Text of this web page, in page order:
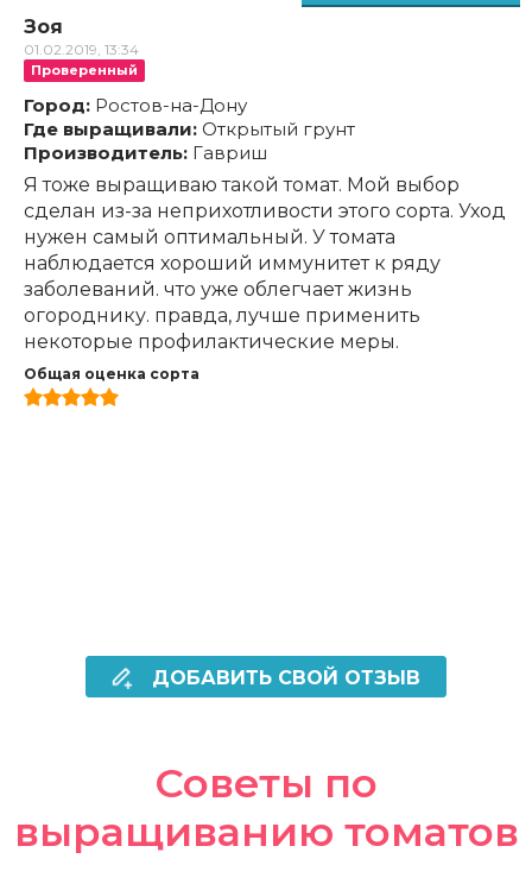
Зоя
01.02.2019, 13:34
Проверенный
Город: Ростов-на-Дону
Где выращивали: Открытый грунт
Производитель: Гавриш
Я тоже выращиваю такой томат. Мой выбор
сделан из-за неприхотливости этого сорта. Уход
нужен самый оптимальный. У томата
наблюдается хороший иммунитет к ряду
заболеваний. что уже облегчает жизнь
огороднику. правда, лучше применить
некоторые профилактические меры.
Общая оценка сорта
ДОБАВИТЬ СВОЙ ОТЗЫВ
Советы по
выращиванию томатов